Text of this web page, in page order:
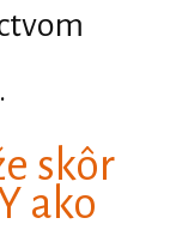
skôr
ako